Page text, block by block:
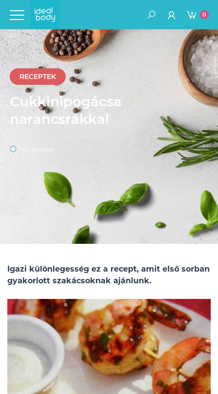
0
RECEPTEK
Cukkinipogácsa
narancsrákkal
olvasnivaló
Igazi különlegesség ez a recept, amit első sorban
gyakorlott szakácsoknak ajánlunk.